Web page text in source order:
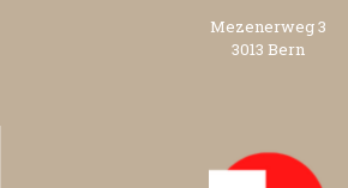
Mezenerweg 3
3013 Bern